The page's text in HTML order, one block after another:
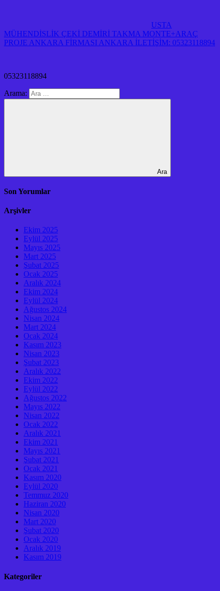
USTA
MÜHENDİSLİK ÇEKİ DEMİRİ TAKMA MONTE+ARAÇ
PROJE ANKARA FİRMASI ANKARA İLETİŞİM: 05323118894
05323118894
Arama:
Ara
Son Yorumlar
Arşivler
Ekim 2025
Eylül 2025
Mayıs 2025
Mart 2025
Şubat 2025
Ocak 2025
Aralık 2024
Ekim 2024
Eylül 2024
Ağustos 2024
Nisan 2024
Mart 2024
Ocak 2024
Kasım 2023
Nisan 2023
Şubat 2023
Aralık 2022
Ekim 2022
Eylül 2022
Ağustos 2022
Mayıs 2022
Nisan 2022
Ocak 2022
Aralık 2021
Ekim 2021
Mayıs 2021
Şubat 2021
Ocak 2021
Kasım 2020
Eylül 2020
Temmuz 2020
Haziran 2020
Nisan 2020
Mart 2020
Şubat 2020
Ocak 2020
Aralık 2019
Kasım 2019
Kategoriler